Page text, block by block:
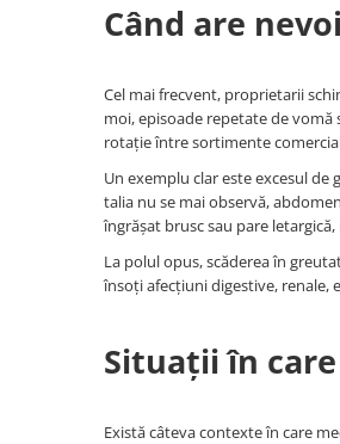
Când are
Cel mai frecvent, proprietarii
moi, episoade repetate de
rotație între sortimente
Un exemplu clar este excesul
talia nu se mai observă,
îngrășat brusc sau pare
La polul opus, scăderea în
însoți afecțiuni digestive, renale,
Situații în
Există câteva contexte în care